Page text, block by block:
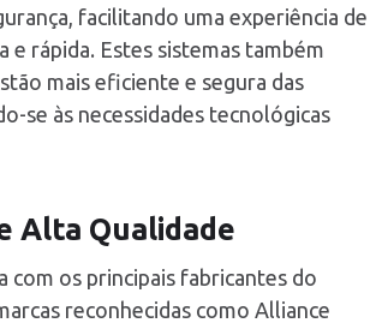
facilitando uma experiência de
e rápida. Estes sistemas também
mais eficiente e segura das
se às necessidades tecnológicas
Alta Qualidade
com os principais fabricantes do
reconhecidas como Alliance